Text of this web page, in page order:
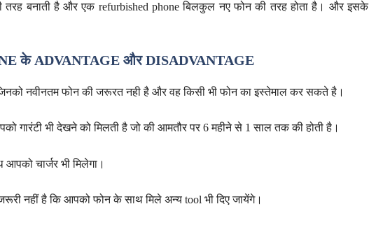
तरह बनाती है और एक refurbished phone बिलकुल नए फोन की तरह होता है। और इसके
के ADVANTAGE और DISADVANTAGE
नवीनतम फोन की जरूरत नही है और वह किसी भी फोन का इस्तेमाल कर सकते है।
गारंटी भी देखने को मिलती है जो की आमतौर पर 6 महीने से 1 साल तक की होती है।
चार्जर भी मिलेगा।
नहीं है कि आपको फोन के साथ मिले अन्य tool भी दिए जायेंगे।